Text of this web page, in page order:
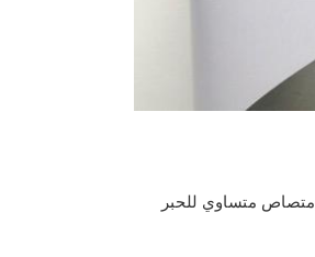
متساوي للحبر